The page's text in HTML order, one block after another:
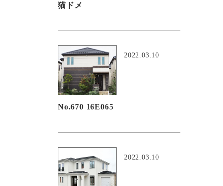
猫ドメ
2022.03.10
No.670 16E065
2022.03.10